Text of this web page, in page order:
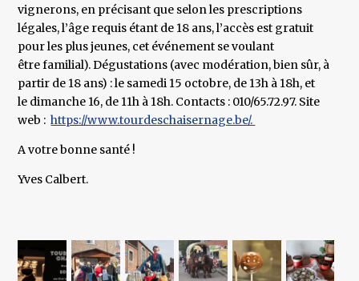
vignerons, en précisant que selon les prescriptions
légales, l’âge requis étant de 18 ans, l’accès est gratuit
pour les plus jeunes, cet événement se voulant
être familial). Dégustations (avec modération, bien sûr, à
partir de 18 ans) : le samedi 15 octobre, de 13h à 18h, et
le dimanche 16, de 11h à 18h. Contacts : 010/65.72.97. Site
web :https://www.tourdeschaisernage.be/.
A votre bonne santé !
Yves Calbert.